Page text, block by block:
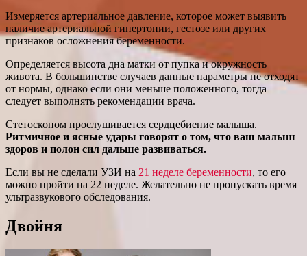
Измеряется артериальное давление, которое может выявить
наличие артериальной гипертонии, гестозе или других
признаков осложнения беременности.
Определяется высота дна матки от пупка и окружность
живота. В большинстве случаев данные параметры не отходят
от нормы, однако если они меньше положенного, тогда
следует выполнять рекомендации врача.
Стетоскопом прослушивается сердцебиение малыша.
Ритмичное и ясные удары говорят о том, что ваш малыш
здоров и полон сил дальше развиваться.
Если вы не сделали УЗИ на 21 неделе беременности, то его
можно пройти на 22 неделе. Желательно не пропускать время
ультразвукового обследования.
Двойня